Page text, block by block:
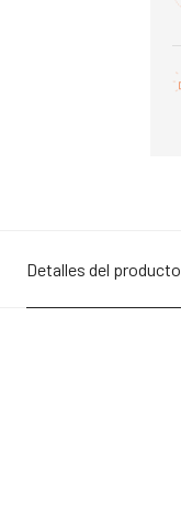
Detalles del producto